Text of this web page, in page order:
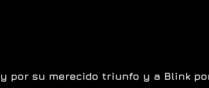
por su merecido triunfo y a Blink